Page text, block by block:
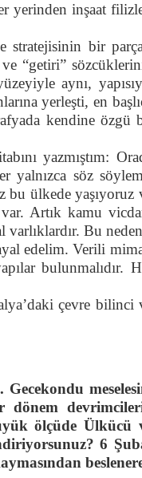
yerinden inşaat
stratejisinin bir
“getiri”
aynı,
yerleşti, en
kendine özgü
yazmıştım:
yalnızca söz
bu ülkede yaşıyoruz
Artık kamu
Bu
edelim. Verili
bulunmalıdır.
çevre bilinci
Gecekondu
dönem
ölçüde Ülkücü
6